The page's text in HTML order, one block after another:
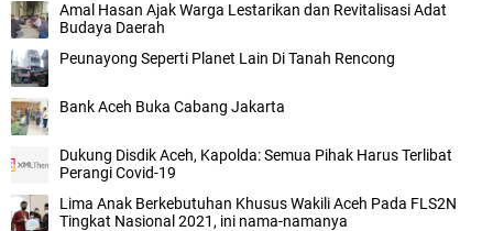
Amal Hasan Ajak Warga Lestarikan dan Revitalisasi Adat
Budaya Daerah
Peunayong Seperti Planet Lain Di Tanah Rencong
Bank Aceh Buka Cabang Jakarta
Dukung Disdik Aceh, Kapolda: Semua Pihak Harus Terlibat
Perangi Covid-19
Lima Anak Berkebutuhan Khusus Wakili Aceh Pada FLS2N
Tingkat Nasional 2021, ini nama-namanya